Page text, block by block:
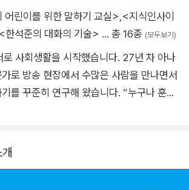
어린이를 위한 말하기 교실> <지식인사이
<한석준의 대화의 기술> … 총 16종 (모두보기)
사회생활을 시작했습니다. 27년 차 아나
로 방송 현장에서 수많은 사람을 만나면서
를 꾸준히 연구해 왔습니다. “누구나 훈련